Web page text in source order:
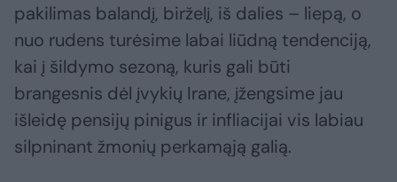
pakilimas balandį, birželį, iš dalies – liepą, o
nuo rudens turėsime labai liūdną tendenciją,
kai į šildymo sezoną, kuris gali būti
brangesnis dėl įvykių Irane, įžengsime jau
išleidę pensijų pinigus ir infliacijai vis labiau
silpninant žmonių perkamąją galią.